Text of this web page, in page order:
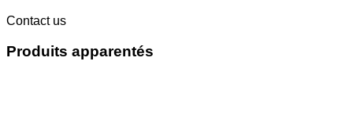
Contact us
Produits apparentés